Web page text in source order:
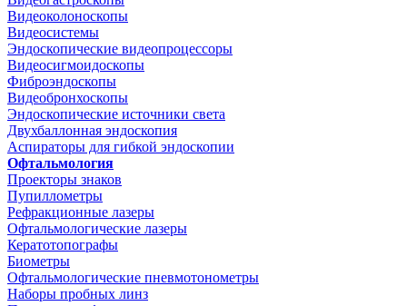
Видеоколоноскопы
Видеосистемы
Эндоскопические видеопроцессоры
Видеосигмоидоскопы
Фиброэндоскопы
Видеобронхоскопы
Эндоскопические источники света
Двухбаллонная эндоскопия
Аспираторы для гибкой эндоскопии
Офтальмология
Проекторы знаков
Пупиллометры
Рефракционные лазеры
Офтальмологические лазеры
Кератотопографы
Биометры
Офтальмологические пневмотонометры
Наборы пробных линз